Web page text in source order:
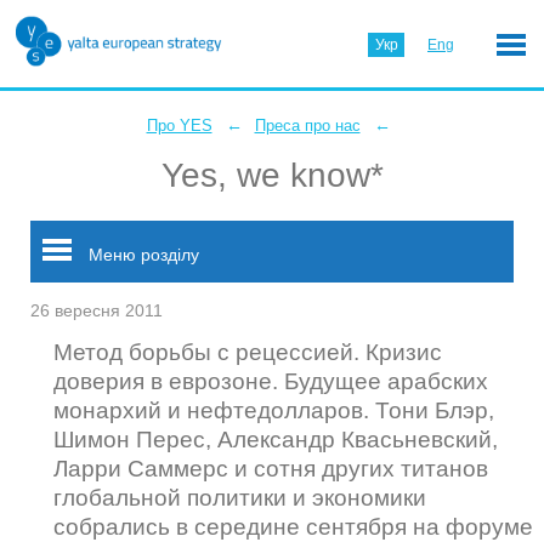
Укр Eng
Про YES ← Преса про нас ←
Yes, we know*
Меню розділу
26 вересня 2011
Метод борьбы с рецессией. Кризис
доверия в еврозоне. Будущее арабских
монархий и нефтедолларов. Тони Блэр,
Шимон Перес, Александр Квасьневский,
Ларри Саммерс и сотня других титанов
глобальной политики и экономики
собрались в середине сентября на форуме